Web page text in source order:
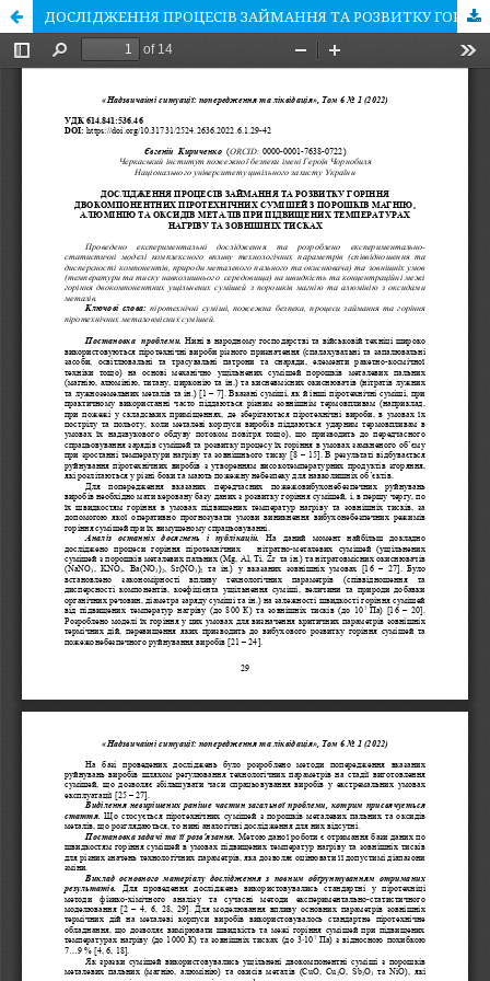
ДОСЛІДЖЕННЯ ПРОЦЕСІВ ЗАЙМАННЯ ТА РОЗВИТКУ ГОРІННЯ ДВОКОМПОНЕНТНИХ ПІРОТЕХНІЧНИХ СУМІШЕЙ З ПОРОШКІВ МАГНІЮ, АЛЮМІНІЮ ТА ОКСИДІВ МЕТАЛІВ ПРИ ПІДВИЩЕНИХ ТЕМПЕРАТУРАХ НАГРІВУ ТА ЗОВНІШНІХ ТИСКАХ